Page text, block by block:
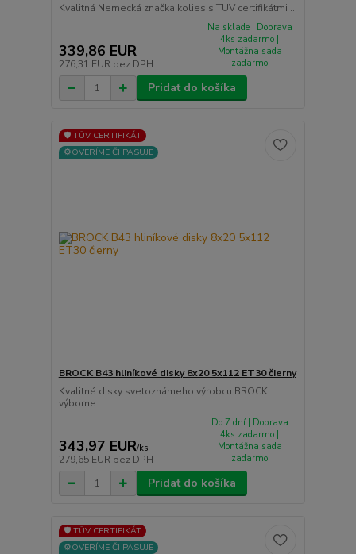
Kvalitná Nemecká značka kolies s TUV certifikátmi ...
339,86 EUR
276,31 EUR bez DPH
Na sklade | Doprava
4ks zadarmo |
Montážna sada
zadarmo
Pridať do košíka
🛡️ TÜV CERTIFIKÁT
⚙️OVERÍME ČI PASUJE
BROCK B43 hliníkové disky 8x20 5x112 ET30 čierny
Kvalitné disky svetoznámeho výrobcu BROCK
výborne...
343,97 EUR/ks
279,65 EUR bez DPH
Do 7 dní | Doprava
4ks zadarmo |
Montážna sada
zadarmo
Pridať do košíka
🛡️ TÜV CERTIFIKÁT
⚙️OVERÍME ČI PASUJE